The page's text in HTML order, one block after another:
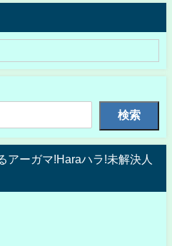
検索
アーガマ!Haraハラ!未解決人